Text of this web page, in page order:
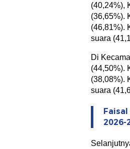
(40,24%),
(36,65%).
(46,81%).
suara
Di
(44,50%).
(38,08%).
suara
2026-